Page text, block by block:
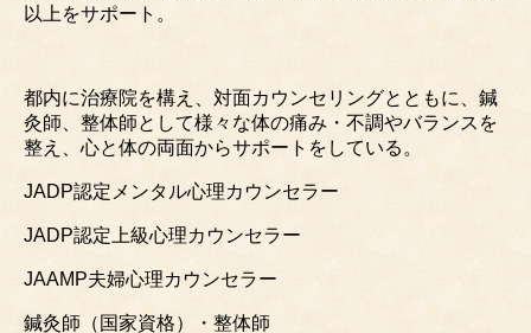
以上をサポート。
都内に治療院を構え、対面カウンセリングとともに、鍼
灸師、整体師として様々な体の痛み・不調やバランスを
整え、心と体の両面からサポートをしている。
JADP認定メンタル心理カウンセラー
JADP認定上級心理カウンセラー
JAAMP夫婦心理カウンセラー
鍼灸師（国家資格）・整体師